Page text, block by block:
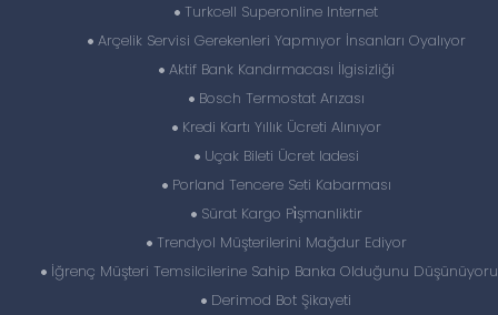
Turkcell Superonline Internet
Arçelik Servisi Gerekenleri Yapmıyor İnsanları Oyalıyor
Aktif Bank Kandırmacası İlgisizliği
Bosch Termostat Arızası
Kredi Kartı Yıllık Ücreti Alınıyor
Uçak Bileti Ücret Iadesi
Porland Tencere Seti Kabarması
Sürat Kargo Pi̇şmanliktir
Trendyol Müşterilerini Mağdur Ediyor
İğrenç Müşteri Temsilcilerine Sahip Banka Olduğunu
Derimod Bot Şikayeti